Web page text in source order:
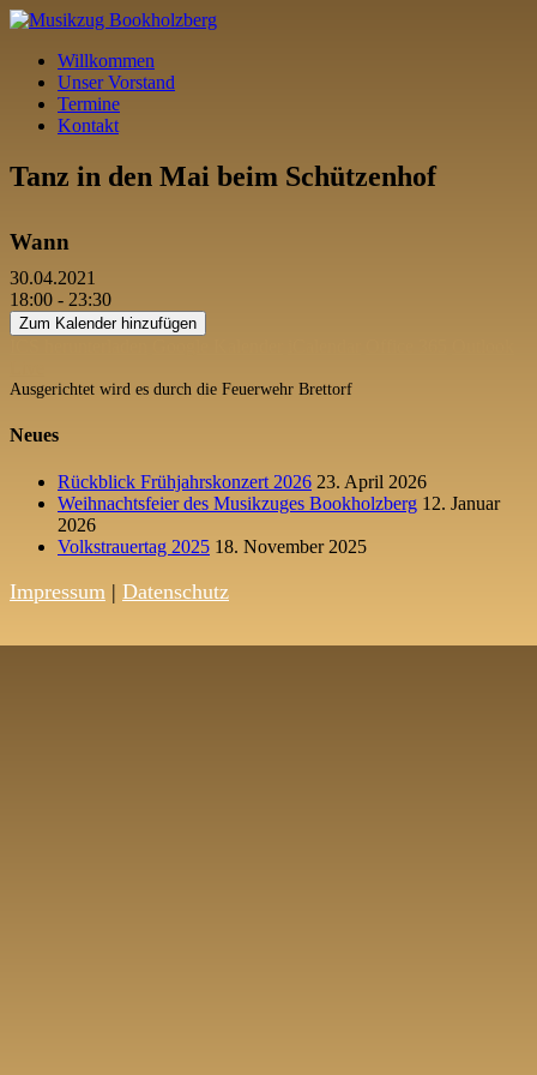
Willkommen
Unser Vorstand
Termine
Kontakt
Tanz in den Mai beim Schützenhof
Wann
30.04.2021
18:00 - 23:30
Zum Kalender hinzufügen
Ausgerichtet wird es durch die Feuerwehr Brettorf
Neues
Rückblick Frühjahrskonzert 2026 23. April 2026
Weihnachtsfeier des Musikzuges Bookholzberg 12. Januar
2026
Volkstrauertag 2025 18. November 2025
Impressum | Datenschutz